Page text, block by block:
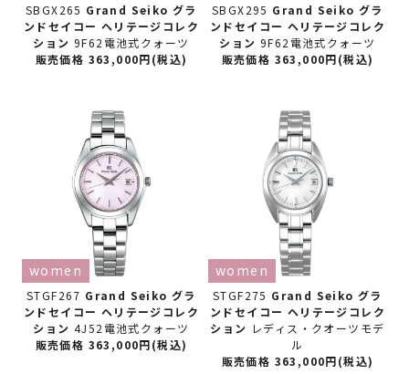
SBGX265 Grand Seiko グラ
ンドセイコー ヘリテージコレク
ション9F62電池式クォーツ
販売価格 363,000円(税込)
SBGX295 Grand Seiko グラ
ンドセイコー ヘリテージコレク
ション9F62電池式クォーツ
販売価格 363,000円(税込)
STGF267 Grand Seiko グラ
ンドセイコー ヘリテージコレク
ション4J52電池式クォーツ
women
販売価格 363,000円(税込)
STGF275 Grand Seiko グラ
ンドセイコー ヘリテージコレク
ション レディス・クオーツモデ
ル
women
販売価格 363,000円(税込)